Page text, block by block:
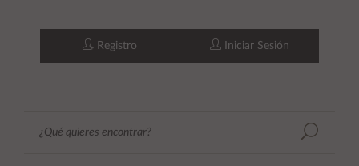
Registro Iniciar Sesión